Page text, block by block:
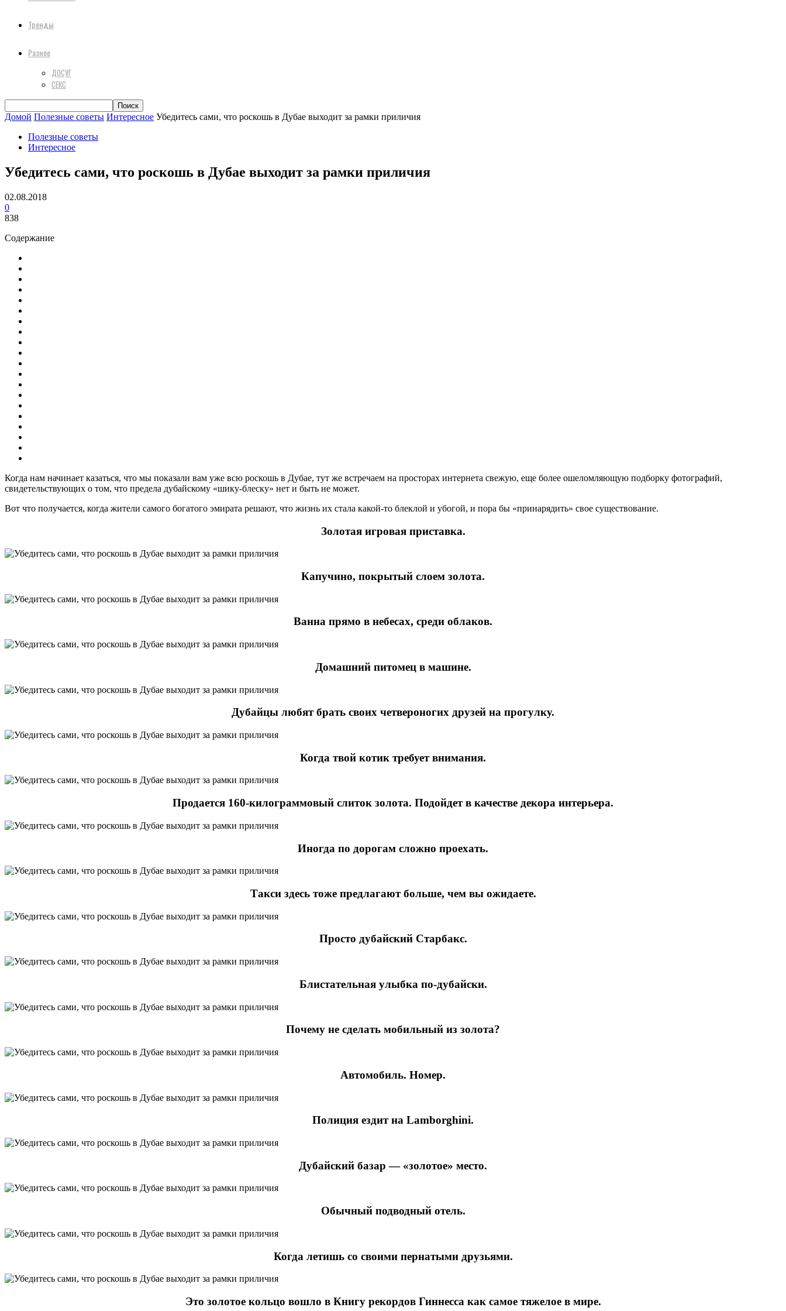
Тренды
Разное
ДОСУГ
СЕКС
Домой Полезные советы Интересное Убедитесь сами, что роскошь в Дубае выходит за рамки приличия
Полезные советы
Интересное
Убедитесь сами, что роскошь в Дубае выходит за рамки приличия
02.08.2018
0
838
Содержание
Когда нам начинает казаться, что мы показали вам уже всю роскошь в Дубае, тут же встречаем на просторах интернета свежую, еще более ошеломляющую подборку фотографий,
свидетельствующих о том, что предела дубайскому «шику-блеску» нет и быть не может.
Вот что получается, когда жители самого богатого эмирата решают, что жизнь их стала какой-то блеклой и убогой, и пора бы «принарядить» свое существование.
Золотая игровая приставка.
Капучино, покрытый слоем золота.
Ванна прямо в небесах, среди облаков.
Домашний питомец в машине.
Дубайцы любят брать своих четвероногих друзей на прогулку.
Когда твой котик требует внимания.
Продается 160-килограммовый слиток золота. Подойдет в качестве декора интерьера.
Иногда по дорогам сложно проехать.
Такси здесь тоже предлагают больше, чем вы ожидаете.
Просто дубайский Старбакс.
Блистательная улыбка по-дубайски.
Почему не сделать мобильный из золота?
Автомобиль. Номер.
Полиция ездит на Lamborghini.
Дубайский базар — «золотое» место.
Обычный подводный отель.
Когда летишь со своими пернатыми друзьями.
Это золотое кольцо вошло в Книгу рекордов Гиннесса как самое тяжелое в мире.